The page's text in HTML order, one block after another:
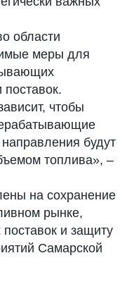
области
меры для
чтобы
будут
топлива», –
на сохранение
рынке,
и защиту
Самарской